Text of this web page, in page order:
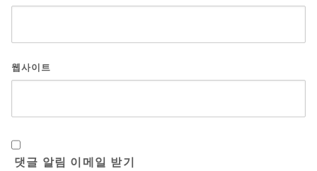
웹사이트
댓글 알림 이메일 받기